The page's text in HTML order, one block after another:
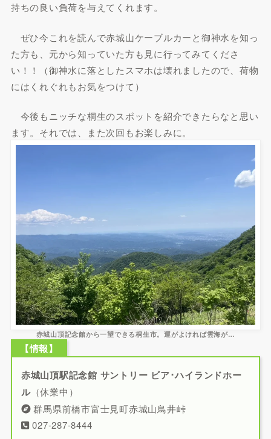
持ちの良い負荷を与えてくれます。
ぜひ今これを読んで赤城山ケーブルカーと御神水を知っ
た方も、元から知っていた方も見に行ってみてくださ
い！！（御神水に落としたスマホは壊れましたので、荷物
にはくれぐれもお気をつけて）
今後もニッチな桐生のスポットを紹介できたらなと思い
ます。それでは、また次回もお楽しみに。
赤城山頂記念館から一望できる桐生市。運がよければ雲海が…
【情報】
赤城山頂駅記念館 サントリー ビア･ハイランドホー
ル（休業中）
群馬県前橋市富士見町赤城山鳥井峠
027-287-8444